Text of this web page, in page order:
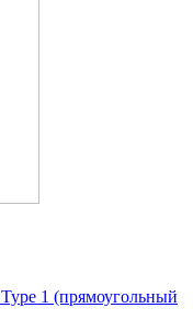
1 (прямоугольный